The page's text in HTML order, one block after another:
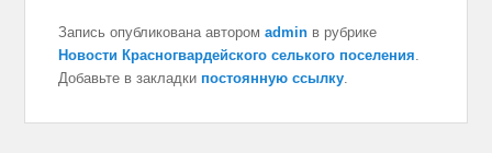
Запись опубликована авторомadmin в рубрике
Новости Красногвардейского селького поселения.
Добавьте в закладки постоянную ссылку.